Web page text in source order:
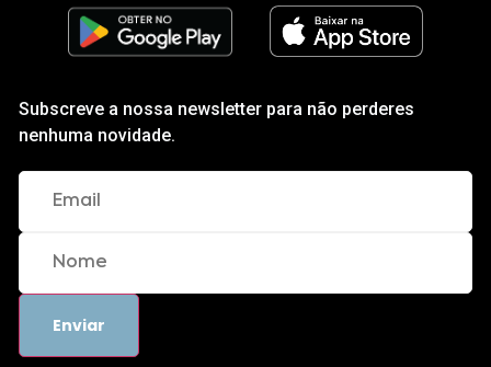
Subscreve a nossa newsletter para não perderes
nenhuma novidade.